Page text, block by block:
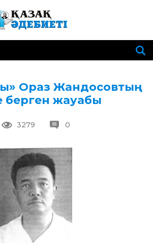
Ораз Жандосовтың
берген жауабы
3279 0